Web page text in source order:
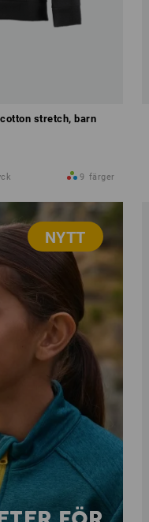
stretch, barn
9 färger
NYTT